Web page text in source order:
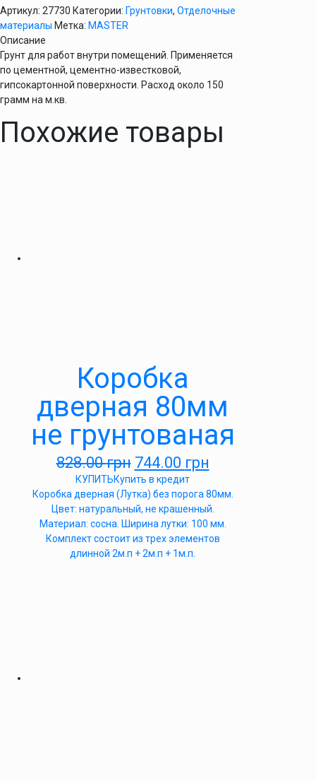
Артикул: 27730 Категории: Грунтовки, Отделочные
материалы Метка: MASTER
Описание
Грунт для работ внутри помещений. Применяется
по цементной, цементно-известковой,
гипсокартонной поверхности. Расход около 150
грамм на м.кв.
Похожие товары
Коробка
дверная 80мм
не грунтованая
828.00грн 744.00 грн
КУПИТЬКупить в кредит
Коробка дверная (Лутка) без порога 80мм.
Цвет: натуральный, не крашенный.
Материал: сосна. Ширина лутки: 100 мм.
Комплект состоит из трех элементов
длинной 2м.п + 2м.п + 1м.п.